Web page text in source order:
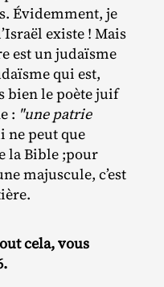
Évidemment, je
existe ! Mais
est un judaïsme
qui est,
bien le poète juif
: "une patrie
ne peut que
la Bible ;pour
majuscule, c’est
cela, vous